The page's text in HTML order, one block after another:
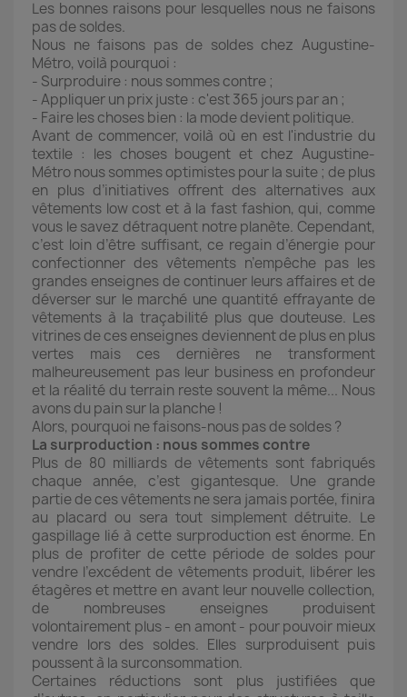
Les bonnes raisons pour lesquelles nous ne faisons
pas de soldes.
Nous ne faisons pas de soldes chez Augustine-
Métro, voilà pourquoi :
- Surproduire : nous sommes contre ;
- Appliquer un prix juste : c'est 365 jours par an ;
- Faire les choses bien : la mode devient politique.
Avant de commencer, voilà où en est l'industrie du
textile : les choses bougent et chez Augustine-
Métro nous sommes optimistes pour la suite ; de plus
en plus d’initiatives offrent des alternatives aux
vêtements low cost et à la fast fashion, qui, comme
vous le savez détraquent notre planète. Cependant,
c’est loin d’être suffisant, ce regain d’énergie pour
confectionner des vêtements n’empêche pas les
grandes enseignes de continuer leurs affaires et de
déverser sur le marché une quantité effrayante de
vêtements à la traçabilité plus que douteuse. Les
vitrines de ces enseignes deviennent de plus en plus
vertes mais ces dernières ne transforment
malheureusement pas leur business en profondeur
et la réalité du terrain reste souvent la même... Nous
avons du pain sur la planche !
Alors, pourquoi ne faisons-nous pas de soldes ?
La surproduction : nous sommes contre
Plus de 80 milliards de vêtements sont fabriqués
chaque année, c’est gigantesque. Une grande
partie de ces vêtements ne sera jamais portée, finira
au placard ou sera tout simplement détruite. Le
gaspillage lié à cette surproduction est énorme. En
plus de profiter de cette période de soldes pour
vendre l’excédent de vêtements produit, libérer les
étagères et mettre en avant leur nouvelle collection,
de nombreuses enseignes produisent
volontairement plus - en amont - pour pouvoir mieux
vendre lors des soldes. Elles surproduisent puis
poussent à la surconsommation.
Certaines réductions sont plus justifiées que